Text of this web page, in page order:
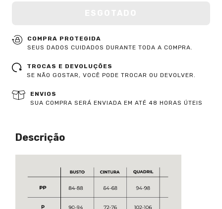
COMPRA PROTEGIDA
SEUS DADOS CUIDADOS DURANTE TODA A COMPRA.
TROCAS E DEVOLUÇÕES
SE NÃO GOSTAR, VOCÊ PODE TROCAR OU DEVOLVER.
ENVIOS
SUA COMPRA SERÁ ENVIADA EM ATÉ 48 HORAS ÚTEIS
Descrição